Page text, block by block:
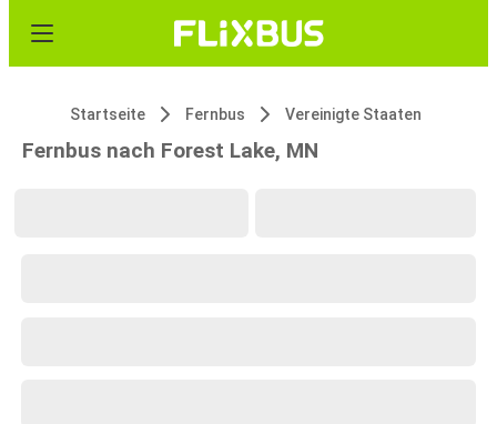
Startseite Fernbus Vereinigte Staaten
Fernbus nach Forest Lake, MN